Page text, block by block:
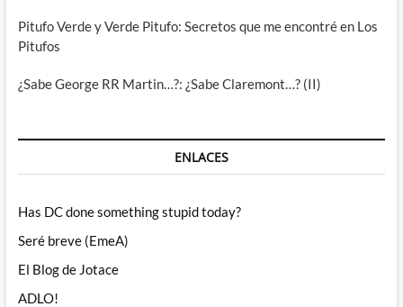
Pitufo Verde y Verde Pitufo: Secretos que me encontré en Los
Pitufos
¿Sabe George RR Martin…?: ¿Sabe Claremont…? (II)
ENLACES
Has DC done something stupid today?
Seré breve (EmeA)
El Blog de Jotace
ADLO!